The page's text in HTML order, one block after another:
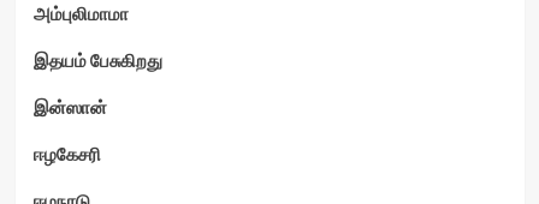
அம்புலிமாமா
இதயம் பேசுகிறது
இன்ஸான்
ஈழகேசரி